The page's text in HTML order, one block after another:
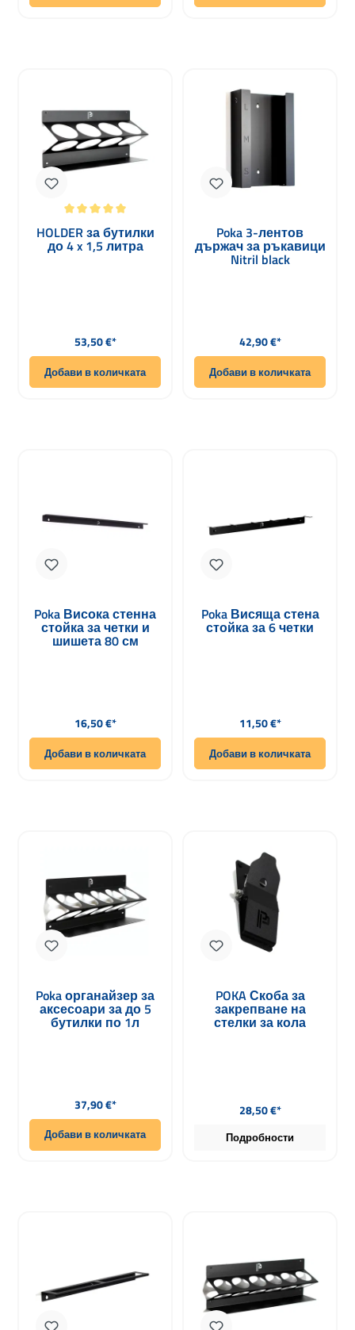
Средна оценка за 5 от 5 звезди
HOLDER за бутилки
до 4 x 1,5 литра
Редовна цена:
53,50 €*
Добави в количката
Poka 3-лентов
държач за ръкавици
Nitril black
Редовна цена:
42,90 €*
Добави в количката
Poka Висока стенна
стойка за четки и
шишета 80 см
Редовна цена:
16,50 €*
Добави в количката
Poka Висяща стена
стойка за 6 четки
Редовна цена:
11,50 €*
Добави в количката
Poka органайзер за
аксесоари за до 5
бутилки по 1л
Редовна цена:
37,90 €*
Добави в количката
POKA Скоба за
закрепване на
стелки за кола
Редовна цена:
28,50 €*
Подробности